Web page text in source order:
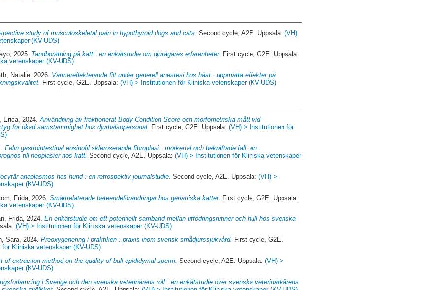
study of musculoskeletal pain in hypothyroid dogs and cats. Second cycle, A2E. Uppsala:(VH)
(KV-UDS)
, 2025. Tandborstning på katt : en enkätstudie om djurägares erfarenheter. First cycle, G2E. Uppsala:
vetenskaper (KV-UDS)
Natalie, 2026. Värmereflekterande filt under generell anestesi hos häst : uppmätta effekter på
First cycle, G2E. Uppsala:(VH) > Institutionen för Kliniska vetenskaper (KV-UDS)
Erica, 2024.Användning av fraktionerat Body Condition Score och morfometriska mått vid
för ökad samstämmighet hos djurhälsopersonal. First cycle, G2E. Uppsala:(VH) > Institutionen för
Felin gastrointestinal eosinofil skleroserande fibroplasi : mörkertal och bekräftade fall, en
till neoplasier hos katt. Second cycle, A2E. Uppsala:(VH) > Institutionen för Kliniska vetenskaper
anaplasmos hos hund : en retrospektiv journalstudie. Second cycle, A2E. Uppsala:(VH) >
(KV-UDS)
Frida , 2026.Smärtrelaterade beteendeförändringar hos geriatriska katter. First cycle, G2E. Uppsala:
vetenskaper (KV-UDS)
Frida, 2024.En enkätstudie om ett potentiellt samband mellan utfodringsrutiner och hull hos svenska
(VH) > Institutionen för Kliniska vetenskaper (KV-UDS)
Sara, 2024.Preoxygenering i praktiken : praxis inom svensk smådjurssjukvård. First cycle, G2E.
Kliniska vetenskaper (KV-UDS)
of extraction method on the quality of bull epididymal sperm. Second cycle, A2E. Uppsala:(VH) >
(KV-UDS)
i Sverige och den svenska veterinärens roll : en enkätstudie över svenska veterinärkårens